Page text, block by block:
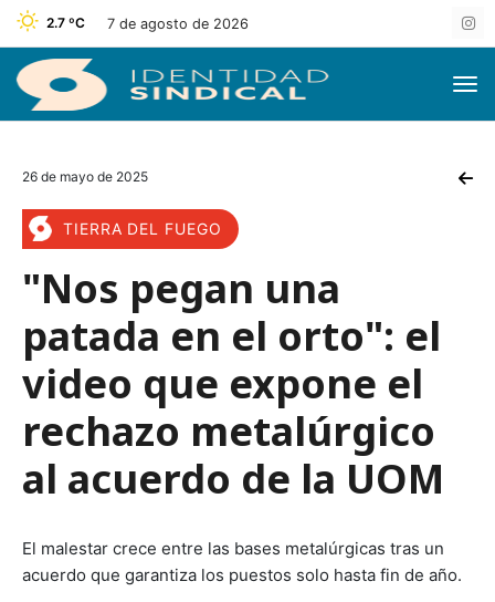
2.7 ºC 7 de agosto de 2026
26 de mayo de 2025
TIERRA DEL FUEGO
"Nos pegan una
patada en el orto": el
video que expone el
rechazo metalúrgico
al acuerdo de la UOM
El malestar crece entre las bases metalúrgicas tras un
acuerdo que garantiza los puestos solo hasta fin de año.